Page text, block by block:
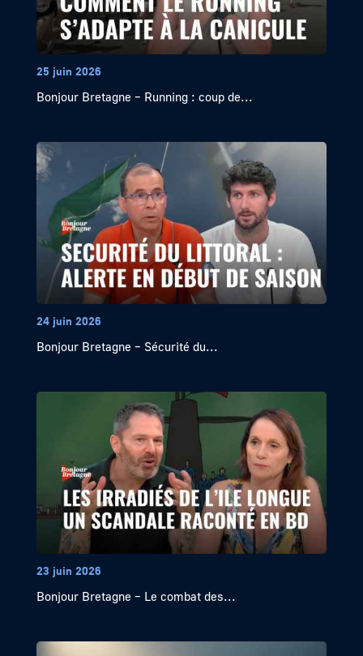
25 juin 2026
Bonjour Bretagne – Running : coup de...
24 juin 2026
Bonjour Bretagne – Sécurité du...
23 juin 2026
Bonjour Bretagne – Le combat des...